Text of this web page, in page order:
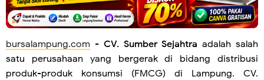
bursalampung.com - CV. Sumber Sejahtra adalah salah
satu perusahaan yang bergerak di bidang distribusi
produk-produk konsumsi (FMCG) di Lampung. CV.